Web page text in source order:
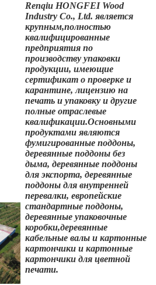
Renqiu HONGFEI Wood
Industry Co., Ltd. является
крупным,полностью
квалифицированные
предприятия по
производству упаковки
продукции, имеющие
сертификат о проверке и
карантине, лицензию на
печать и упаковку и другие
полные отраслевые
квалификации.Основными
продуктами являются
фумигированные поддоны,
деревянные поддоны без
дыма, деревянные поддоны
для экспорта, деревянные
поддоны для внутренней
перевалки, европейские
стандартные поддоны,
деревянные упаковочные
коробки,деревянные
кабельные валы и картонные
картончики и картонные
картончики для цветной
печати.